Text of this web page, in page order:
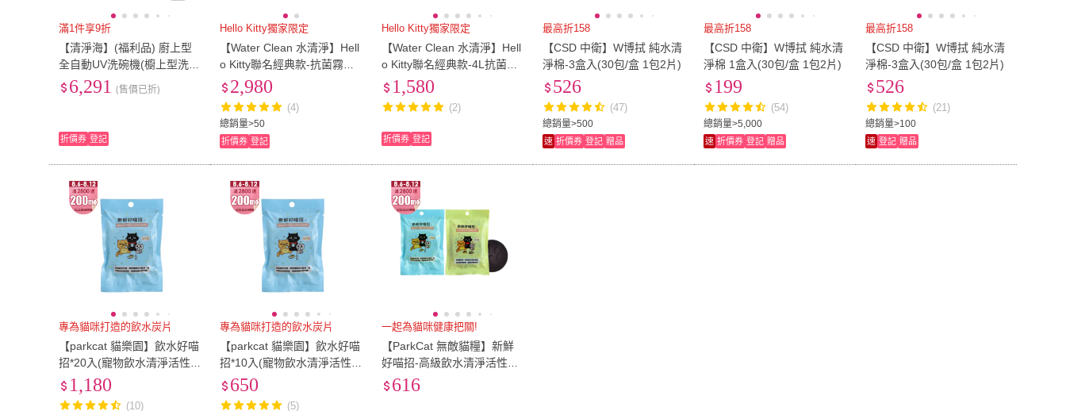
滿1件享9折
【清淨海】(福利品) 廚上型
全自動UV洗碗機(櫥上型洗碗
機/奶瓶洗/蔬果洗)
6,291 (售價已折)
折價券 登記
Hello Kitty獨家限定
【Water Clean 水清淨】Hell
o Kitty聯名經典款-抗菌霧化
機+5L通用型補充箱+獨家限
定小物
總銷量>50
2,980
(4)
折價券 登記
Hello Kitty獨家限定
【Water Clean 水清淨】Hell
o Kitty聯名經典款-4L抗菌霧
化機/加濕器+獨家限定小物
(空間抗菌/加濕兩用機)
1,580
(2)
折價券 登記
最高折158
【CSD 中衛】W博拭 純水清
淨棉-3盒入(30包/盒 1包2片)
總銷量>500
526
(47)
速 折價券 登記 贈品
最高折158
【CSD 中衛】W博拭 純水清
淨棉 1盒入(30包/盒 1包2片)
總銷量>5,000
199
(54)
速 折價券 登記 贈品
最高折158
【CSD 中衛】W博拭 純水清
淨棉-3盒入(30包/盒 1包2片)
總銷量>100
526
(21)
速 登記 贈品
專為貓咪打造的飲水炭片
【parkcat 貓樂園】飲水好喵
招*20入(寵物飲水清淨活性
碳 維持水質清淨 過濾水質
除氯 除臭)
1,180
(10)
專為貓咪打造的飲水炭片
【parkcat 貓樂園】飲水好喵
招*10入(寵物飲水清淨活性
碳 維持水質清淨 過濾水質
650
(5)
一起為貓咪健康把關!
【ParkCat 無敵貓糧】新鮮
好喵招-高級飲水清淨活性碳/
健康保鮮飼料活性碳(8入一
616